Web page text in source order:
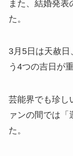
また、結婚発表
た。
3月5日は天赦
う4つの吉日が
芸能界でも珍し
ァンの間では「
た。